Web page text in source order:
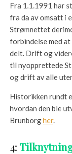
Fra 1.1.1991 har
fra da av omsatt i
Strømnettet
forbindelse med
delt. Drift og
til nyopprettede
og drift av alle
Historikken rundt
hvordan den ble
Brunborgher.
4: